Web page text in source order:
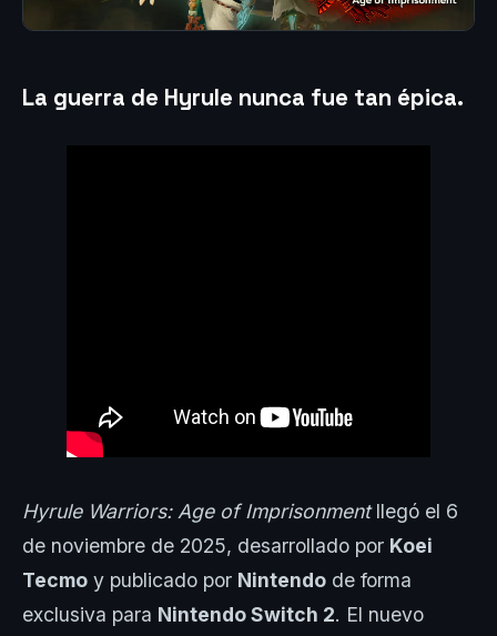
La guerra de Hyrule nunca fue tan épica.
Hyrule Warriors: Age of Imprisonmentllegó el 6
de noviembre de 2025, desarrollado por Koei
Tecmo y publicado por Nintendo de forma
exclusiva para Nintendo Switch 2. El nuevo